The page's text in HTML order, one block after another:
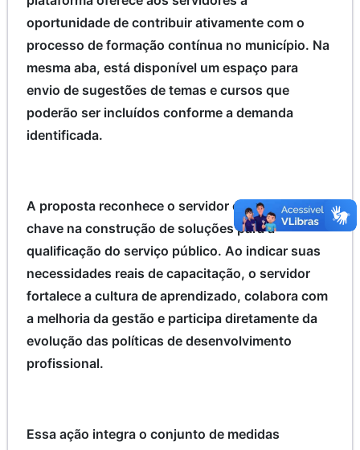
oportunidade de contribuir ativamente com o
processo de formação contínua no município. Na
mesma aba, está disponível um espaço para
envio de sugestões de temas e cursos que
poderão ser incluídos conforme a demanda
identificada.
A proposta reconhece o servidor como peça-
chave na construção de soluções para a
qualificação do serviço público. Ao indicar suas
necessidades reais de capacitação, o servidor
fortalece a cultura de aprendizado, colabora com
a melhoria da gestão e participa diretamente da
evolução das políticas de desenvolvimento
profissional.
Essa ação integra o conjunto de medidas